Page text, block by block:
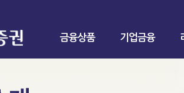
금융상품 기업금융